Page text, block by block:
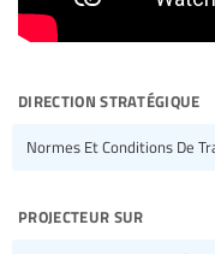
direction stratégique
Normes Et Conditions De
projecteur sur